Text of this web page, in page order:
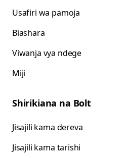
Usafiri wa pamoja
Biashara
Viwanja vya ndege
Miji
Shirikiana na Bolt
Jisajili kama dereva
Jisajili kama tarishi